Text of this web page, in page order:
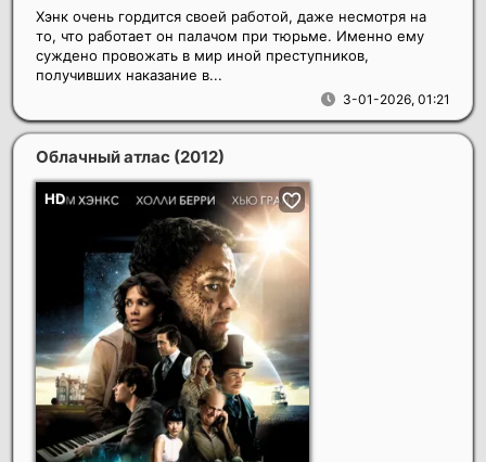
3-01-2026, 01:21
Хэнк очень гордится своей работой, даже несмотря на
то, что работает он палачом при тюрьме. Именно ему
суждено провожать в мир иной преступников,
получивших наказание в...
Облачный атлас (2012)